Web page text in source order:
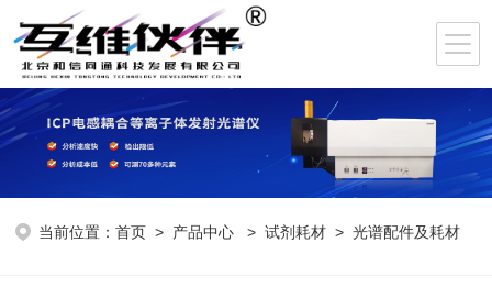
当前位置：首页 > 产品中心 >试剂耗材 >光谱配件及耗材